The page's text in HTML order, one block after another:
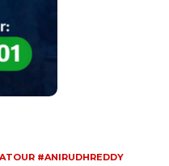
#ANIRUDHREDDY